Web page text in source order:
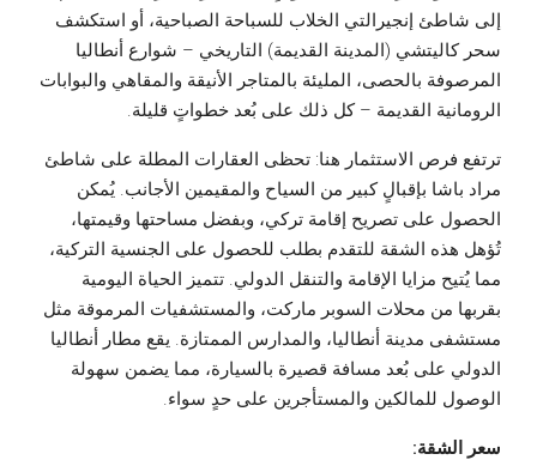
إلى شاطئ إنجيرالتي الخلاب للسباحة الصباحية، أو استكشف
سحر كاليتشي (المدينة القديمة) التاريخي – شوارع أنطاليا
المرصوفة بالحصى، المليئة بالمتاجر الأنيقة والمقاهي والبوابات
الرومانية القديمة – كل ذلك على بُعد خطواتٍ قليلة.
ترتفع فرص الاستثمار هنا: تحظى العقارات المطلة على شاطئ
مراد باشا بإقبالٍ كبير من السياح والمقيمين الأجانب. يُمكن
الحصول على تصريح إقامة تركي، وبفضل مساحتها وقيمتها،
تُؤهل هذه الشقة للتقدم بطلب للحصول على الجنسية التركية،
مما يُتيح مزايا الإقامة والتنقل الدولي. تتميز الحياة اليومية
بقربها من محلات السوبر ماركت، والمستشفيات المرموقة مثل
مستشفى مدينة أنطاليا، والمدارس الممتازة. يقع مطار أنطاليا
الدولي على بُعد مسافة قصيرة بالسيارة، مما يضمن سهولة
الوصول للمالكين والمستأجرين على حدٍ سواء.
سعر الشقة: